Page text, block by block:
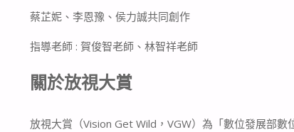
蔡芷妮、李恩豫、侯力誠共同創作
指導老師 : 賀俊智老師、林智祥老師
關於放視大賞
放視大賞（Vision Get Wild，VGW）為「數位發展部